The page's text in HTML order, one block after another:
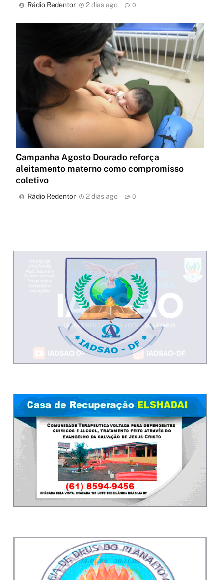
Rádio Redentor 2 dias ago 0
Campanha Agosto Dourado reforça
aleitamento materno como compromisso
coletivo
Rádio Redentor 2 dias ago 0